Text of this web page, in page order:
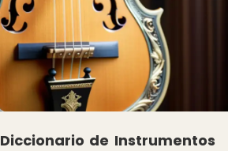
Diccionario de Instrumentos